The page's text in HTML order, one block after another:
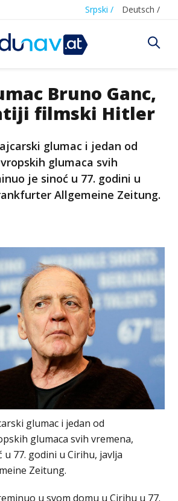
Srpski / Deutsch /
Bruno Ganc,
filmski Hitler
glumac i jedan od
glumaca svih
je sinoć u 77. godini u
Allgemeine Zeitung.
glumac i jedan od
glumaca svih vremena,
77. godini u Cirihu, javlja
Zeitung.
u svom domu u Cirihu u 77.